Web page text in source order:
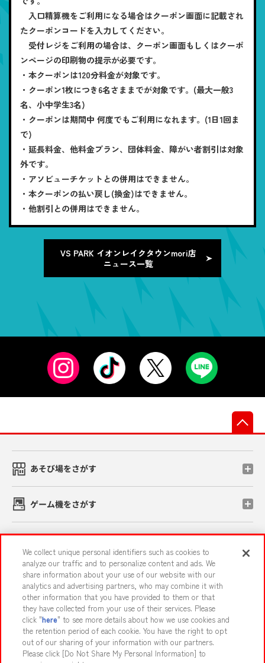
入口精算機をご利用になる場合はクーポン画面に記載され
たクーポンコードを入力してください。
受付レジをご利用の場合は、クーポン画面もしくはクーポ
ンページの印刷物の提示が必要です。
・本クーポンは120分料金が対象です。
・クーポン1枚につき6名さままでが対象です。(最大一般3
名、小中学生3名)
・クーポンは期間中 何度でもご利用になれます。(1日1回ま
で)
・延長料金、他料金プラン、団体料金、障がい者割引は対象
外です。
・アソビューチケットとの併用はできません。
・本クーポンの払い戻し(換金)はできません。
・他割引との併用はできません。
VS PARK イオンレイクタウンmori店
ニュース一覧
あそび場をさがす
ゲーム機をさがす
イベント・キャンペーン
関連会社 サステナビリティ サイトポリシー
プライバシーポリシー ウェブアクセシビリティ方針と検証結果
We collect unique personal identifiers such as cookies to
analyze our traffic and to personalize content and ads. We
share information about your use of our website with our
analytics and advertising partners, who may combine it with
other information that you have provided to them or that
they have collected from your use of their services. Please
click "here" to see more details about how we use cookies and
the retention period of each cookie. You have the right to opt
out of our sharing of your information with our partners.
Please click [Do Not Share My Personal Information] to